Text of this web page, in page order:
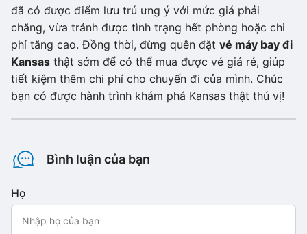
đã có được điểm lưu trú ưng ý với mức giá phải
chăng, vừa tránh được tình trạng hết phòng hoặc chi
phí tăng cao. Đồng thời, đừng quên đặt vé máy bay đi
Kansas thật sớm để có thể mua được vé giá rẻ, giúp
tiết kiệm thêm chi phí cho chuyến đi của mình. Chúc
bạn có được hành trình khám phá Kansas thật thú vị!
Bình luận của bạn
Họ